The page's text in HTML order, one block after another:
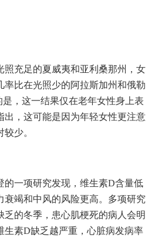
照充足的夏威夷和亚利桑那州，女
率比在光照少的阿拉斯加州和俄勒
是，这一结果仅在老年女性身上表
出，这可能是因为年轻女性更注意
少。
的一项研究发现，维生素D含量低
衰竭和中风的风险更高。多项研究
乏的冬季，患心肌梗死的病人会明
生素D缺乏越严重，心脏病发病率